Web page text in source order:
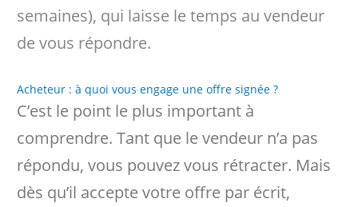
semaines), qui laisse le temps au vendeur
de vous répondre.
Acheteur : à quoi vous engage une offre signée ?
C’est le point le plus important à
comprendre. Tant que le vendeur n’a pas
répondu, vous pouvez vous rétracter. Mais
dès qu’il accepte votre offre par écrit,